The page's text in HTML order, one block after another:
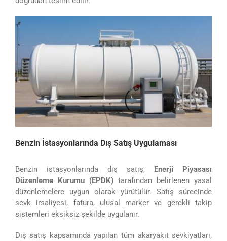
Benzin İstasyonlarında Dış Satış Uygulaması
Benzin istasyonlarında dış satış,
Enerji Piyasası
Düzenleme Kurumu (EPDK) tarafından belirlenen yasal
düzenlemelere uygun olarak yürütülür. Satış sürecinde
sevk irsaliyesi, fatura, ulusal marker ve gerekli takip
sistemleri eksiksiz şekilde uygulanır.
Dış satış kapsamında yapılan tüm akaryakıt sevkiyatları,